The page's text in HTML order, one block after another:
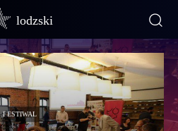
lodzski
FESTIWAL